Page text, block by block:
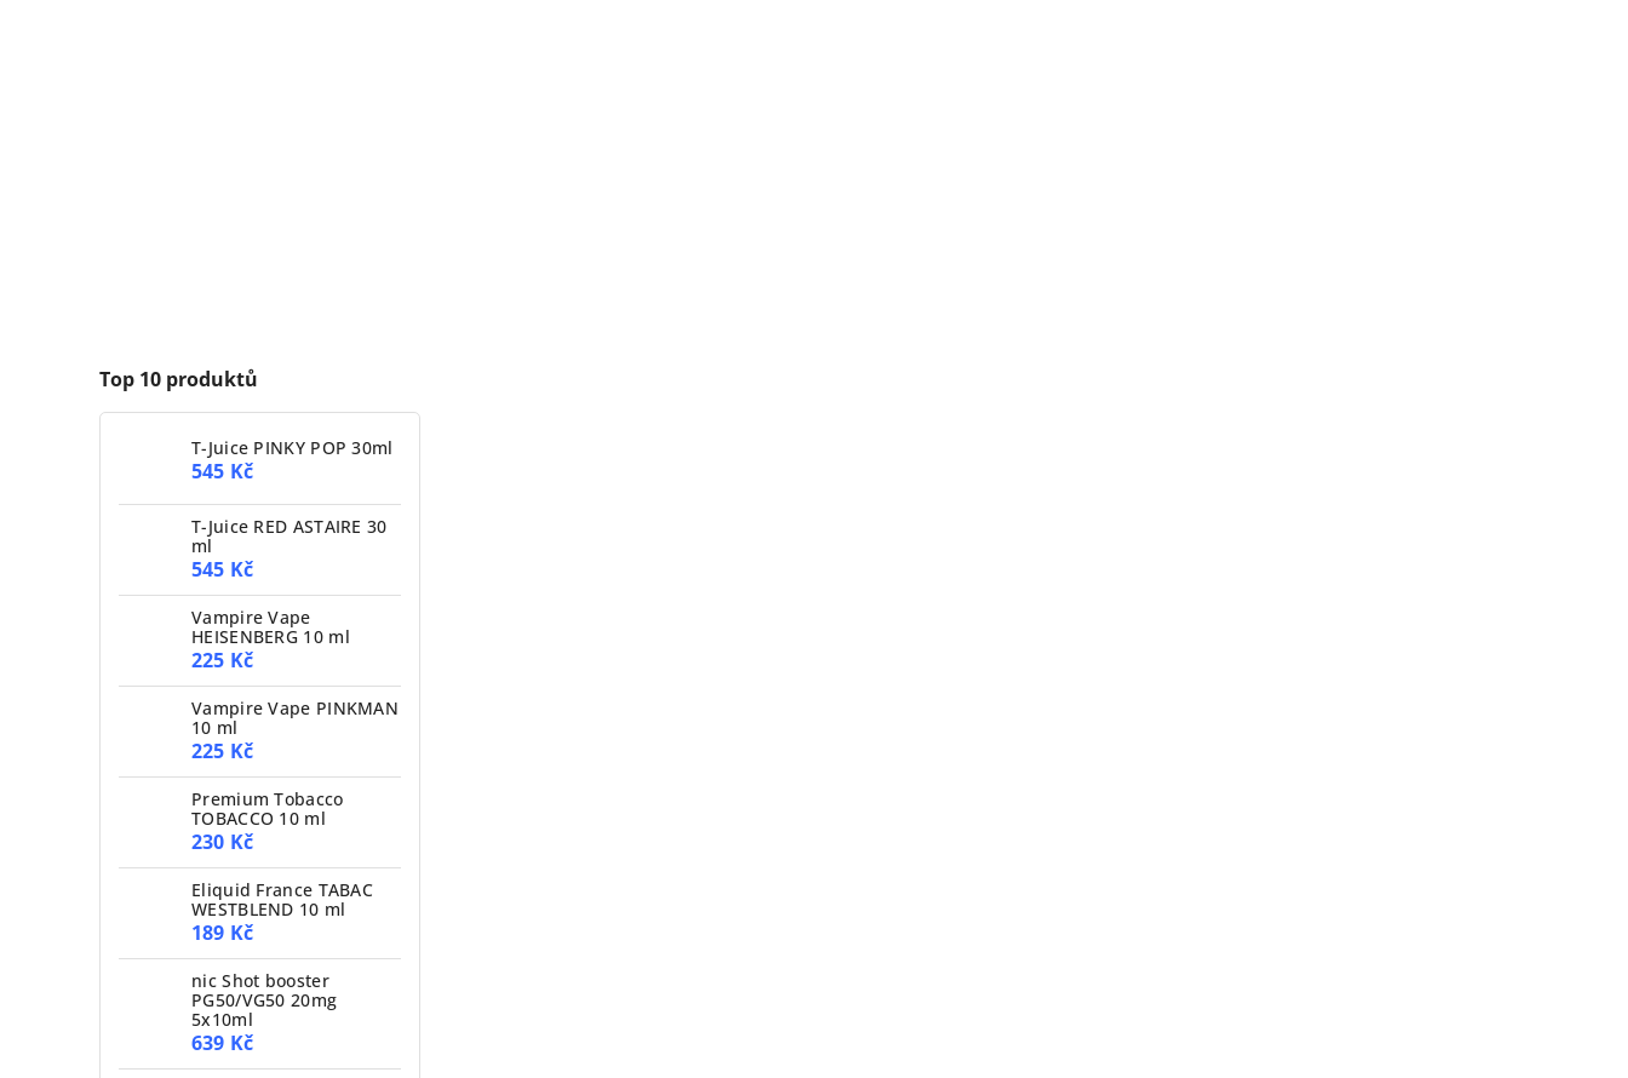
Top 10 produktů
T-Juice PINKY POP 30ml
545 Kč
T-Juice RED ASTAIRE 30
ml
545 Kč
Vampire Vape
HEISENBERG 10 ml
225 Kč
Vampire Vape PINKMAN
10 ml
225 Kč
Premium Tobacco
TOBACCO 10 ml
230 Kč
Eliquid France TABAC
WESTBLEND 10 ml
189 Kč
nic Shot booster
PG50/VG50 20mg
5x10ml
639 Kč